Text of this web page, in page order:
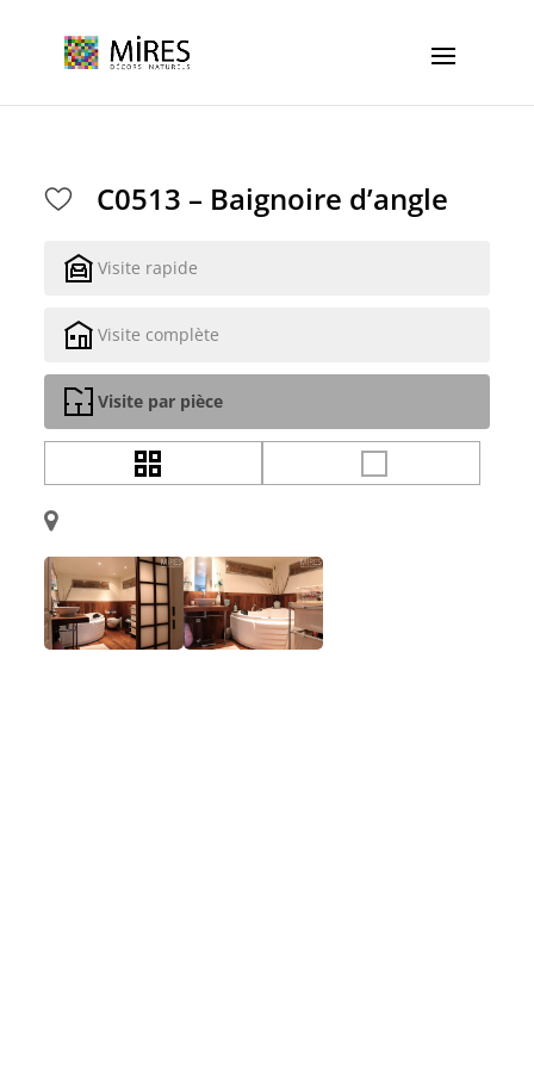
C0513 – Baignoire d’angle
Visite rapide
Visite complète
Visite par pièce